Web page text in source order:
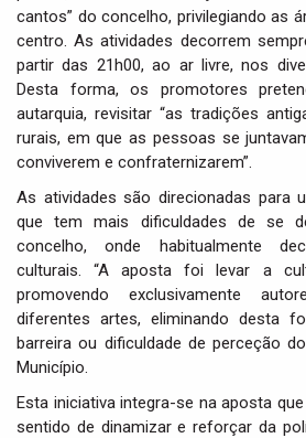
cantos” do concelho, privilegiando as
centro. As atividades decorrem
partir das 21h00, ao ar livre, nos
Desta forma, os promotores
autarquia, revisitar “as tradições
rurais, em que as pessoas se
conviverem e confraternizarem”.
As atividades são direcionadas para
que tem mais dificuldades de se
concelho, onde habitualmente
culturais. “A aposta foi levar a
promovendo exclusivamente
diferentes artes, eliminando desta
barreira ou dificuldade de perceção
Município.
Esta iniciativa integra-se na aposta
sentido de dinamizar e reforçar da